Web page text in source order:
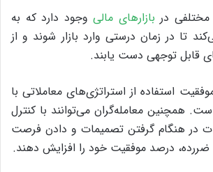
در بازارهای مالیوجود دارد که به
تا در زمان درستی وارد بازار شوند و از
قابل توجهی دست یابند.
استفاده از استراتژی‌های معاملاتی با
همچنین معامله‌گران می‌توانند با کنترل
در هنگام گرفتن تصمیمات و دادن فرصت
ضررده، درصد موفقیت خود را افزایش دهند.